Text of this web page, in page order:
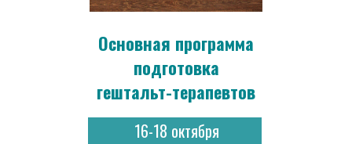
Основная программа
подготовка
гештальт-терапевтов
16-18 октября